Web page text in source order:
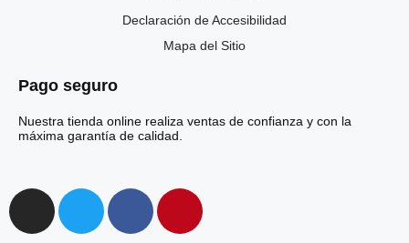
Declaración de Accesibilidad
Mapa del Sitio
Pago seguro
Nuestra tienda online realiza ventas de confianza y con la
máxima garantía de calidad.